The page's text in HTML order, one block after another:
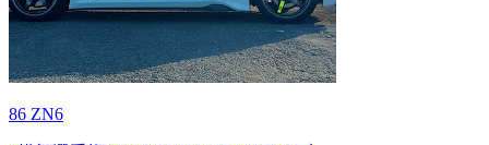
86 ZN6